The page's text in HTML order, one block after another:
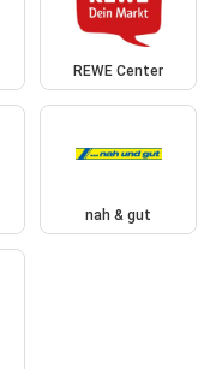
REWE Center
nah & gut